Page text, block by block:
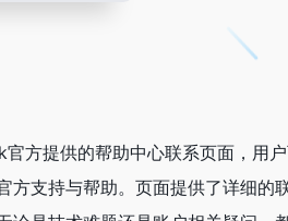
方提供的帮助中心联系页面，用
方支持与帮助。页面提供了详细